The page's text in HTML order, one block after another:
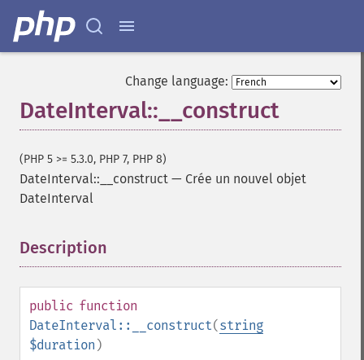
Change language:
DateInterval::__construct
(PHP 5 >= 5.3.0, PHP 7, PHP 8)
DateInterval::__construct — Crée un nouvel objet
DateInterval
Description
public function
DateInterval::__construct(string
$duration )